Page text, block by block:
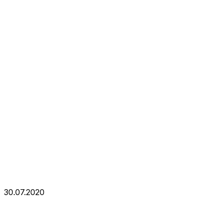
30.07.2020